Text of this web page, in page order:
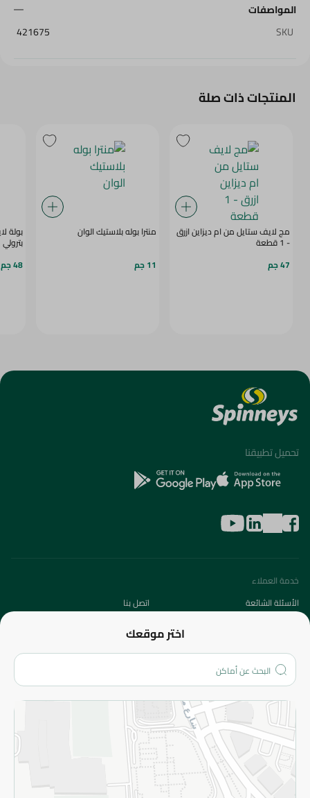
المواصفات
SKU
421675
المنتجات ذات صلة
مج لايف ستايل من ام ديزاين ازرق
- 1 قطعة
47 جم
منترا بوله بلاستيك الوان
11 جم
بولة
بترولي
48 جم
اختر موقعك
تحميل تطبيقنا
خدمة العملاء
الأسئلة الشائعة
اتصل بنا
من نحن؟
الفروع
المزيد
الاسترجاع
سياسة الاستخدام
سياسة الخصوصية
قم بالتسجيل للنشرة